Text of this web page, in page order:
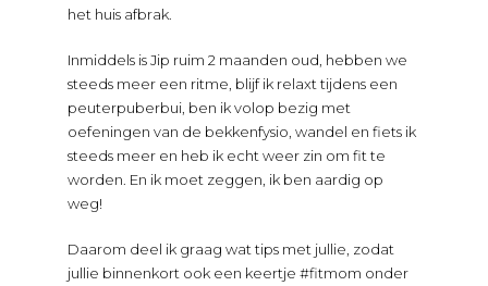
het huis afbrak.
Inmiddels is Jip ruim 2 maanden oud, hebben we
steeds meer een ritme, blijf ik relaxt tijdens een
peuterpuberbui, ben ik volop bezig met
oefeningen van de bekkenfysio, wandel en fiets ik
steeds meer en heb ik echt weer zin om fit te
worden. En ik moet zeggen, ik ben aardig op
weg!
Daarom deel ik graag wat tips met jullie, zodat
jullie binnenkort ook een keertje #fitmom onder